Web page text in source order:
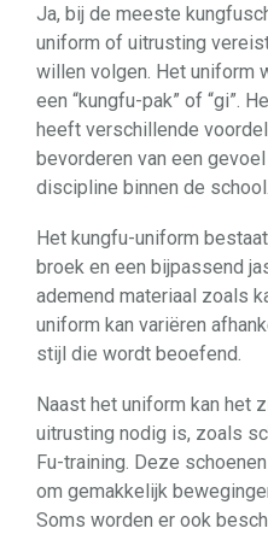
Ja, bij de meeste
uniform of uitrusting
willen volgen. Het uniform
een “kungfu-pak” of “gi”.
heeft verschillende
bevorderen van een
discipline binnen de school.
Het kungfu-uniform
broek en een bijpassend
ademend materiaal zoals
uniform kan variëren
stijl die wordt beoefend.
Naast het uniform kan het
uitrusting nodig is, zoals
Fu-training. Deze
om gemakkelijk
Soms worden er ook